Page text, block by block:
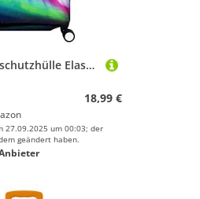
Mateju Kofferschutzhülle Elastisch Kofferhülle 18-32 Zoll, Gepäck Cover Reisekoffer Hülle Waschbare Trolley Case Schutzhülle Luggage Cover Staubdichte Kofferbezug (XL (29-32 Zoll),Nordlichter)
18,99 €
27.09.2025 um 00:03; der
geändert haben.